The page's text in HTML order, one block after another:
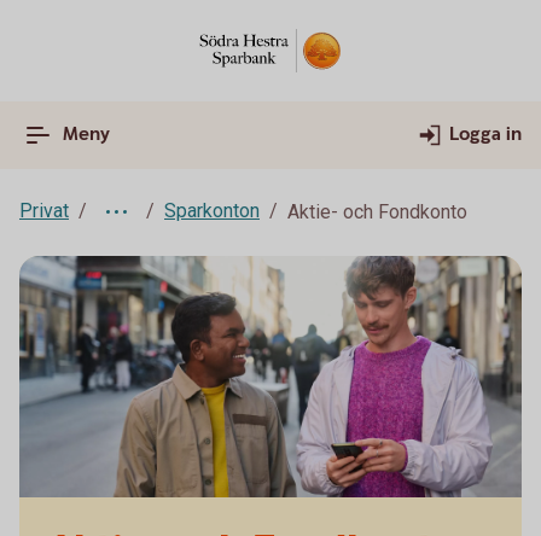
Meny Logga in
Privat Sparkonton Aktie- och Fondkonto